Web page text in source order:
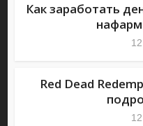
Как заработать
Red Dead